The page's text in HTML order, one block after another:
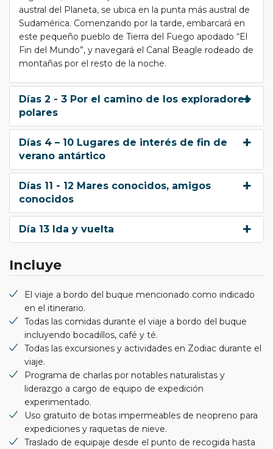
austral del Planeta, se ubica en la punta más austral de
Sudamérica. Comenzando por la tarde, embarcará en
este pequeño pueblo de Tierra del Fuego apodado “El
Fin del Mundo”, y navegará el Canal Beagle rodeado de
montañas por el resto de la noche.
Días 2 - 3 Por el camino de los exploradores
polares
Días 4 – 10 Lugares de interés de fin de
verano antártico
Días 11 - 12 Mares conocidos, amigos
conocidos
Día 13 Ida y vuelta
Incluye
El viaje a bordo del buque mencionado como indicado
en el itinerario.
Todas las comidas durante el viaje a bordo del buque
incluyendo bocadillos, café y té.
Todas las excursiones y actividades en Zodiac durante el
viaje.
Programa de charlas por notables naturalistas y
liderazgo a cargo de equipo de expedición
experimentado.
Uso gratuito de botas impermeables de neopreno para
expediciones y raquetas de nieve.
Traslado de equipaje desde el punto de recogida hasta